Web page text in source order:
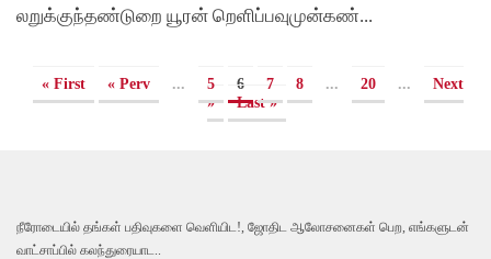
லறுக்குந்தண்டுறை யூரன் றெளிப்பவுமுன்கண்...
« First « Perv ... 5 6 7 8 ... 20 ...
Next
»
Last »
நீரோடையில் தங்கள் பதிவுகளை வெளியிட!, ஜோதிட ஆலோசனைகள் பெற, எங்களுடன்
வாட்சாப்பில் கலந்துரையாட..